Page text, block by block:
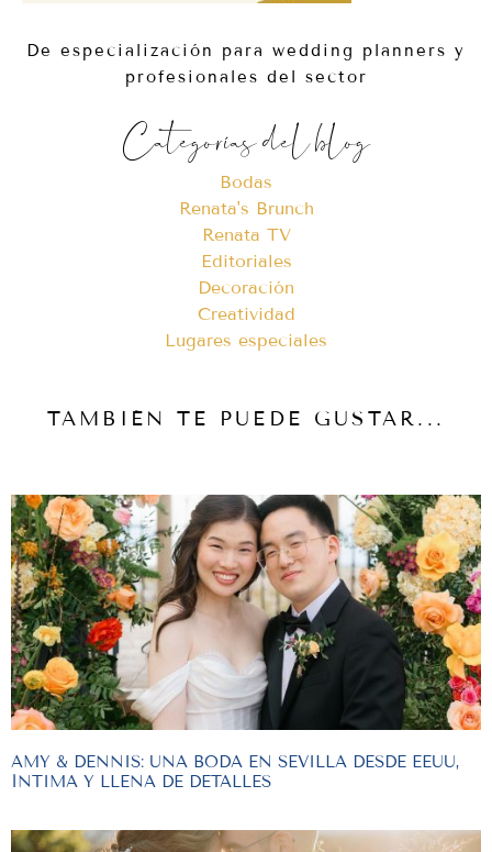
De especialización para wedding planners y
profesionales del sector
Categorías del blog
Bodas
Renata's Brunch
Renata TV
Editoriales
Decoración
Creatividad
Lugares especiales
TAMBIÉN TE PUEDE GUSTAR...
AMY & DENNIS: UNA BODA EN SEVILLA DESDE EEUU,
ÍNTIMA Y LLENA DE DETALLES